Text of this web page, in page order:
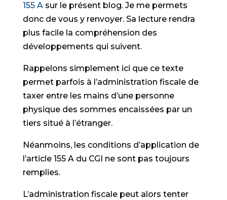
155 Asur le présent blog. Je me permets
donc de vous y renvoyer. Sa lecture rendra
plus facile la compréhension des
développements qui suivent.
Rappelons simplement ici que ce texte
permet parfois à l’administration fiscale de
taxer entre les mains d’une personne
physique des sommes encaissées par un
tiers situé à l’étranger.
Néanmoins, les conditions d’application de
l’article 155 A du CGI ne sont pas toujours
remplies.
L’administration fiscale peut alors tenter